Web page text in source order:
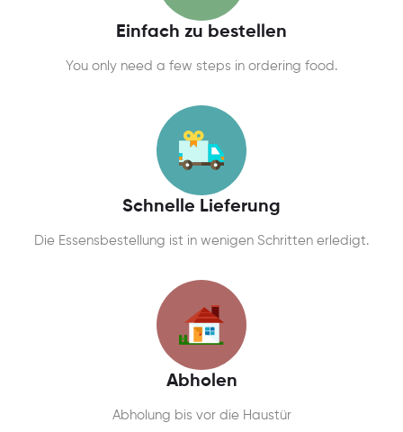
Einfach zu bestellen
You only need a few steps in ordering food.
Schnelle Lieferung
Die Essensbestellung ist in wenigen Schritten erledigt.
Abholen
Abholung bis vor die Haustür